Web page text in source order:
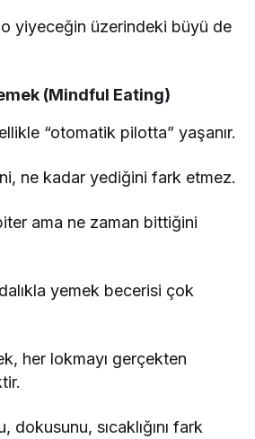
o yiyeceğin üzerindeki büyü de
(Mindful Eating)
“otomatik pilotta” yaşanır.
ne kadar yediğini fark etmez.
ama ne zaman bittiğini
yemek becerisi çok
her lokmayı gerçekten
dokusunu, sıcaklığını fark